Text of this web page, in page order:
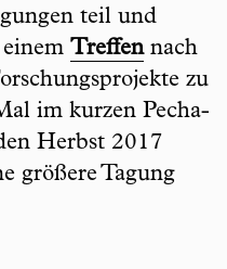
teil und
Treffennach
zu
im kurzen Pecha-
Herbst 2017
größere Tagung